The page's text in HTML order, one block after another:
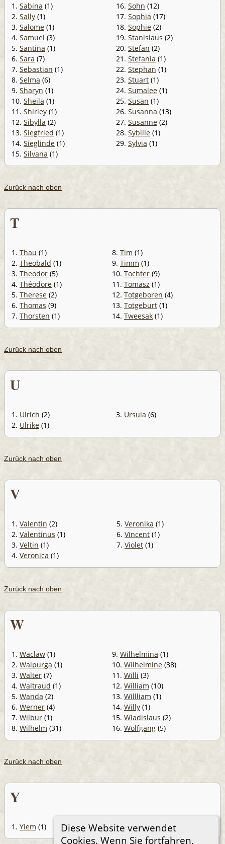
Diese Website verwendet
Cookies. Wenn Sie fortfahren,
1. Sabina (1)
2. Sally (1)
3. Salome (1)
4. Samuel (3)
5. Santina (1)
6. Sara (7)
7. Sebastian (1)
8. Selma (6)
9. Sharyn (1)
10. Sheila (1)
11. Shirley (1)
12. Sibylla (2)
13. Siegfried (1)
14. Sieglinde (1)
15. Silvana (1)
16. Sohn (12)
17. Sophia (17)
18. Sophie (2)
19. Stanislaus (2)
20. Stefan (2)
21. Stefania (1)
22. Stephan (1)
23. Stuart (1)
24. Sumalee (1)
25. Susan (1)
26. Susanna (13)
27. Susanne (2)
28. Sybille (1)
29. Sylvia (1)
Zurück nach oben
T
1. Thau (1)
2. Theobald (1)
3. Theodor (5)
4. Théodore (1)
5. Therese (2)
6. Thomas (9)
7. Thorsten (1)
8. Tim (1)
9. Timm (1)
10. Tochter (9)
11. Tomasz (1)
12. Totgeboren (4)
13. Totgeburt (1)
14. Tweesak (1)
Zurück nach oben
U
1. Ulrich (2)
2. Ulrike (1)
3. Ursula (6)
Zurück nach oben
V
1. Valentin (2)
2. Valentinus (1)
3. Veltin (1)
4. Veronica (1)
5. Veronika (1)
6. Vincent (1)
7. Violet (1)
Zurück nach oben
W
1. Waclaw (1)
2. Walpurga (1)
3. Walter (7)
4. Waltraud (1)
5. Wanda (2)
6. Werner (4)
7. Wilbur (1)
8. Wilhelm (31)
9. Wilhelmina (1)
10. Wilhelmine (38)
11. Willi (3)
12. William (10)
13. Willliam (1)
14. Willy (1)
15. Wladislaus (2)
16. Wolfgang (5)
Zurück nach oben
Y
1. Yiem (1) 2.Yvonne(1)